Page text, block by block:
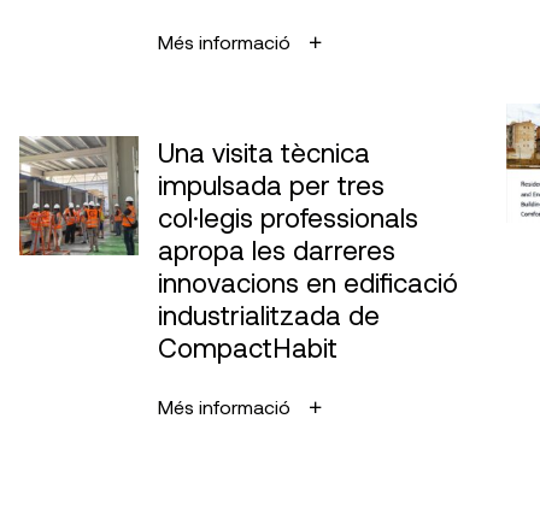
Més informació
Una visita tècnica
impulsada per tres
col·legis professionals
apropa les darreres
innovacions en edificació
industrialitzada de
CompactHabit
Més informació